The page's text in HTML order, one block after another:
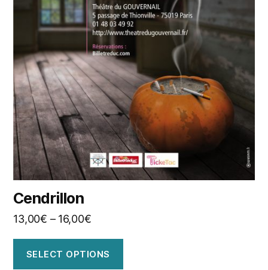
Cendrillon
13,00€ – 16,00€
SELECT OPTIONS